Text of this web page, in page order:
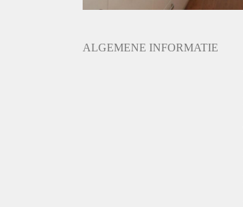
ALGEMENE INFORMATIE